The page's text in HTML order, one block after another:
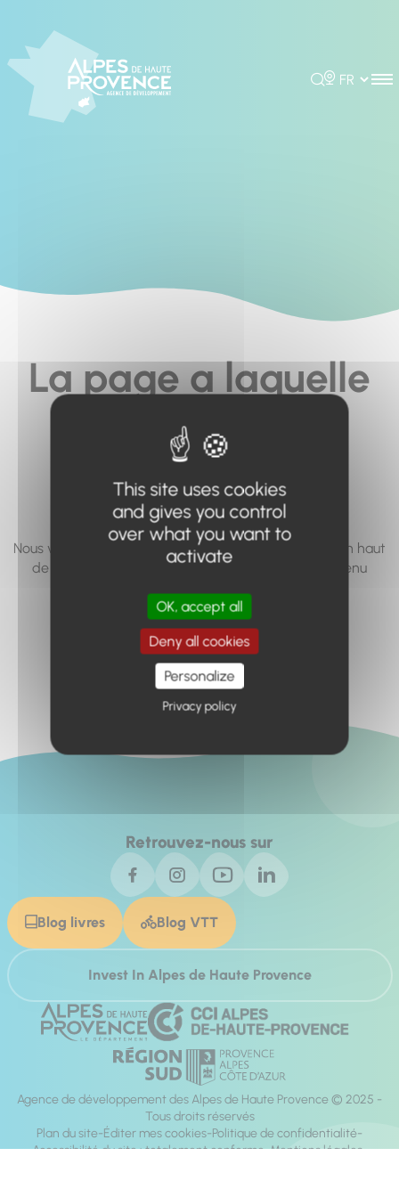
Rechercher
Choisir la
La page a laquelle
vous cherchez à
accéder n'existe
pas... ou plus.
Nous vous invitons à utiliser le moteur de recherche en haut
de page, ou à utiliser le menu pour trouver le contenu
Retour à l'accueil
Retrouvez-nous sur
Blog livres Blog VTT
Invest In Alpes de Haute Provence
Agence de développement des Alpes de Haute Provence © 2025 -
Tous droits réservés
Plan du site Éditer mes cookies Politique de confidentialité
Accessibilité du site : totalement conforme Mentions légales
This site uses cookies
and gives you control
over what you want to
activate
OK, accept all
Deny all cookies
Personalize
Privacy policy